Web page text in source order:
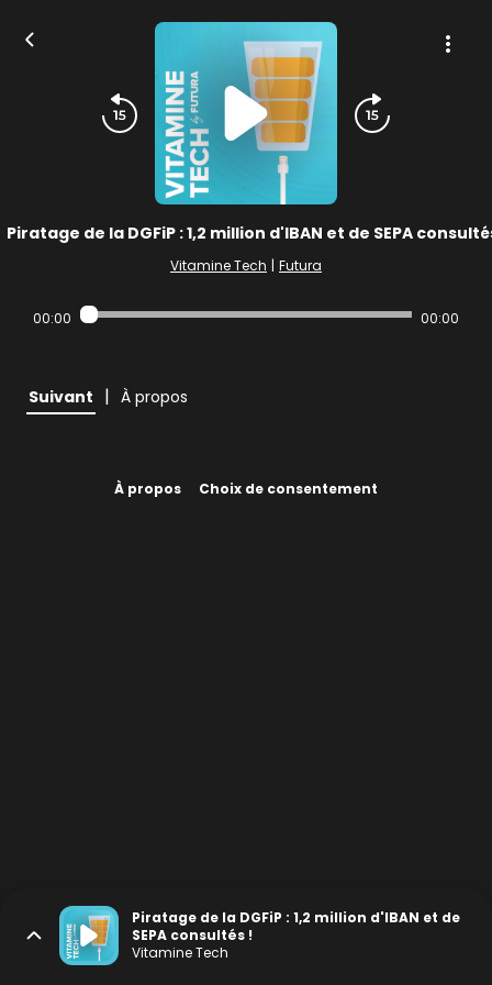
Piratage de la DGFiP : 1,2 million d'IBAN et de SEPA
Vitamine Tech | Futura
00:00 00:00
Suivant | À propos
À propos Choix de consentement
Piratage de la DGFiP : 1,2 million d'IBAN et de
SEPA consultés !
Vitamine Tech